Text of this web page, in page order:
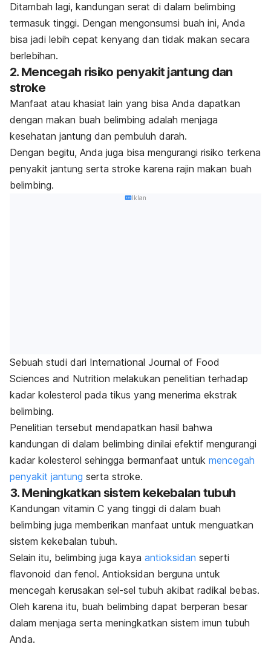
Ditambah lagi, kandungan serat di dalam belimbing
termasuk tinggi. Dengan mengonsumsi buah ini, Anda
bisa jadi lebih cepat kenyang dan tidak makan secara
berlebihan.
2. Mencegah risiko penyakit jantung dan
stroke
Manfaat atau khasiat lain yang bisa Anda dapatkan
dengan makan buah belimbing adalah menjaga
kesehatan jantung dan pembuluh darah.
Dengan begitu, Anda juga bisa mengurangi risiko terkena
penyakit jantung serta stroke karena rajin makan buah
belimbing.
Iklan
Sebuah studi dari International Journal of Food
Sciences and Nutrition melakukan penelitian terhadap
kadar kolesterol pada tikus yang menerima ekstrak
belimbing.
Penelitian tersebut mendapatkan hasil bahwa
kandungan di dalam belimbing dinilai efektif mengurangi
kadar kolesterol sehingga bermanfaat untuk mencegah
penyakit jantung serta stroke.
3. Meningkatkan sistem kekebalan tubuh
Kandungan vitamin C yang tinggi di dalam buah
belimbing juga memberikan manfaat untuk menguatkan
sistem kekebalan tubuh.
Selain itu, belimbing juga kaya antioksidan seperti
flavonoid dan fenol. Antioksidan berguna untuk
mencegah kerusakan sel-sel tubuh akibat radikal bebas.
Oleh karena itu, buah belimbing dapat berperan besar
dalam menjaga serta meningkatkan sistem imun tubuh
Anda.